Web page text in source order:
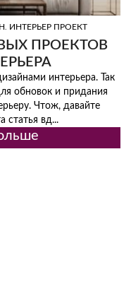
, ИНТЕРЬЕР ПРОЕКТ
ПРОЕКТОВ
интерьера. Так
обновок и придания
Чтож, давайте
статья вд...